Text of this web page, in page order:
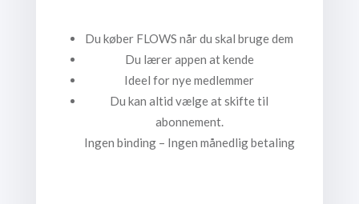
Du køber FLOWS når du skal bruge dem
Du lærer appen at kende
Ideel for nye medlemmer
Du kan altid vælge at skifte til
abonnement.
Ingen binding – Ingen månedlig betaling